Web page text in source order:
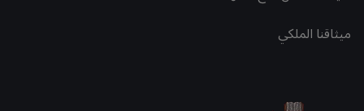
ميثاقنا الملكي